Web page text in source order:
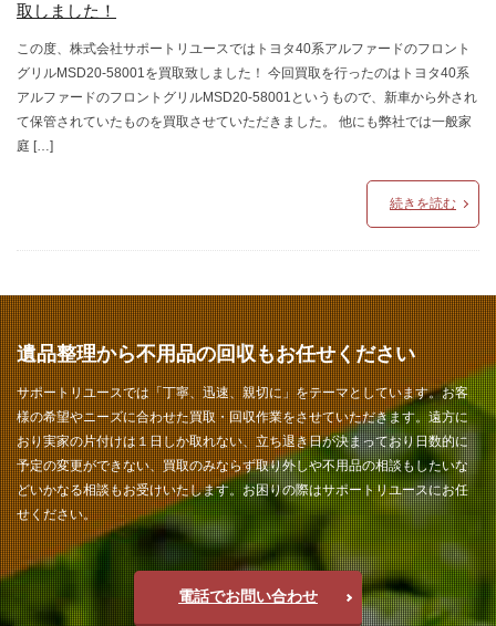
取しました！
この度、株式会社サポートリユースではトヨタ40系アルファードのフロント
グリルMSD20-58001を買取致しました！ 今回買取を行ったのはトヨタ40系
アルファードのフロントグリルMSD20-58001というもので、新車から外され
て保管されていたものを買取させていただきました。 他にも弊社では一般家
庭 […]
続きを読む
遺品整理から不用品の回収もお任せください
サポートリユースでは「丁寧、迅速、親切に」をテーマとしています。お客
様の希望やニーズに合わせた買取・回収作業をさせていただきます。遠方に
おり実家の片付けは１日しか取れない、立ち退き日が決まっており日数的に
予定の変更ができない、買取のみならず取り外しや不用品の相談もしたいな
どいかなる相談もお受けいたします。お困りの際はサポートリユースにお任
せください。
電話でお問い合わせ